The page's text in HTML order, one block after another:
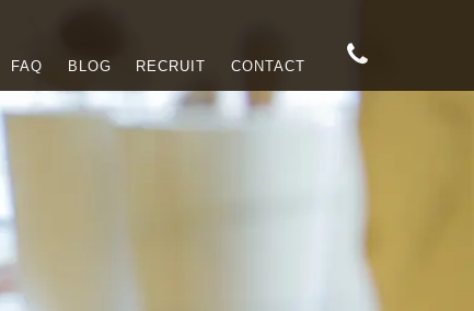
FAQ BLOG RECRUIT CONTACT